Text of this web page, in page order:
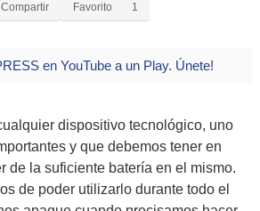
Compartir Favorito 1
en YouTube a un Play. Únete!
dispositivo tecnológico, uno
y que debemos tener en
de la suficiente batería en el mismo.
de poder utilizarlo durante todo el